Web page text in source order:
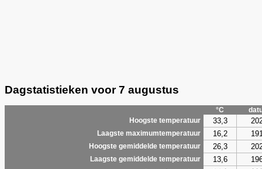
Dagstatistieken voor 7 augustus
°C
Hoogste temperatuur
33,3
Laagste maximumtemperatuur 16,2
Hoogste gemiddelde temperatuur 26,3
Laagste gemiddelde temperatuur 13,6